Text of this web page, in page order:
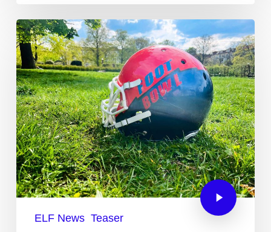
ELF News Teaser